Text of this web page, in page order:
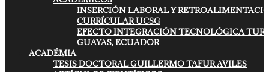
INSERCIÓN LABORAL Y
CURRÍCULAR UCSG
EFECTO INTEGRACIÓN TECNOLÓGICA
GUAYAS, ECUADOR
ACADÉMIA
TESIS DOCTORAL GUILLERMO TAFUR AVILES